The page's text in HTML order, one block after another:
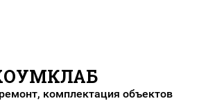
комплектация объектов